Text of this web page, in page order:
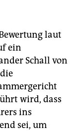
laut
ein
Schall von
wird, dass
ins
sei, um